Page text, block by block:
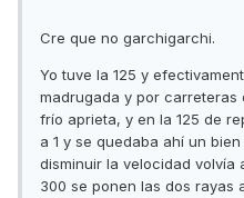
Cre que no garchigarchi.
Yo tuve la 125 y
madrugada y por carreteras
frío aprieta, y en la 125 de
a 1 y se quedaba ahí un
disminuir la velocidad volvía
300 se ponen las dos rayas